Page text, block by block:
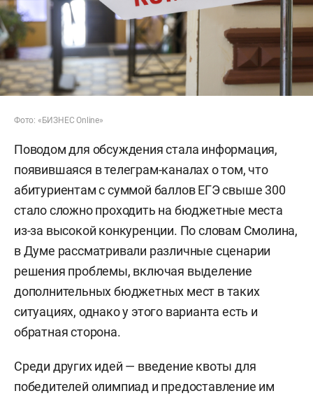
Фото: «БИЗНЕС Online»
Поводом для обсуждения стала информация,
появившаяся в телеграм-каналах о том, что
абитуриентам с суммой баллов ЕГЭ свыше 300
стало сложно проходить на бюджетные места
из-за высокой конкуренции. По словам Смолина,
в Думе рассматривали различные сценарии
решения проблемы, включая выделение
дополнительных бюджетных мест в таких
ситуациях, однако у этого варианта есть и
обратная сторона.
Среди других идей — введение квоты для
победителей олимпиад и предоставление им